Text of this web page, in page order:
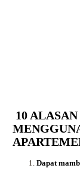
10
Dapat